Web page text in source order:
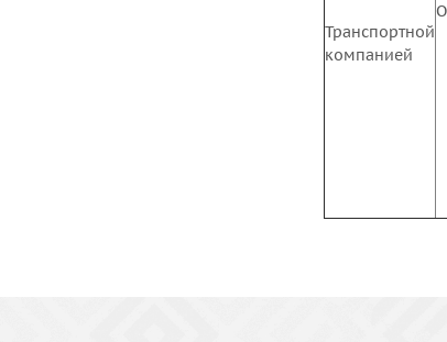
Транспортной
компанией